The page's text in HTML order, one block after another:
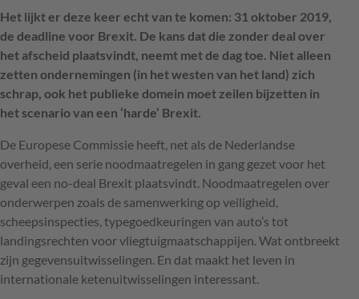
Het lijkt er deze keer echt van te komen: 31 oktober 2019,
de deadline voor Brexit. De kans dat die zonder deal over
het afscheid plaatsvindt, neemt met de dag toe. Niet alleen
zetten ondernemingen (in het westen van het land) zich
schrap, ook het publieke domein moet zeilen bijzetten in
het scenario van een ‘harde’ Brexit.
De Europese Commissie heeft, net als de Nederlandse
overheid, een serie noodmaatregelen in gang gezet voor het
geval een no-deal Brexit plaatsvindt. Noodmaatregelen over
onderwerpen zoals de samenwerking op veiligheid,
scheepsinspecties, typegoedkeuringen van auto’s tot
landingsrechten voor vliegtuigmaatschappijen. Wat ontbreekt
zijn gegevensuitwisselingen. En dat maakt het leven in
internationale ketenuitwisselingen interessant.